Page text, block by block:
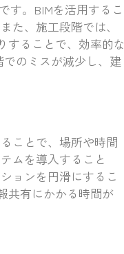
す。BIMを活用するこ
た、施工段階では、
することで、効率的な
のミスが減少し、建
ことで、場所や時間
ムを導入すること
ョンを円滑にするこ
共有にかかる時間が